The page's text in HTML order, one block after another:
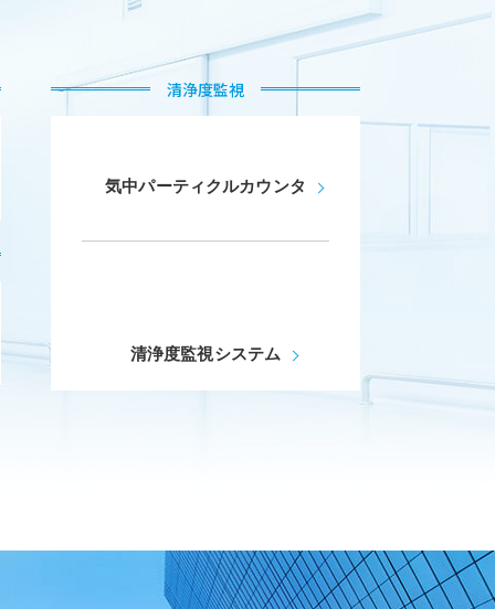
会
した
ー』発売開始！
会
清浄度監視
気中パーティクルカウンタ
清浄度監視システム